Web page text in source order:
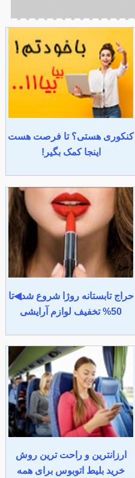
کنکوری هستی؟ تا فرصت هست
اینجا کمک بگیر!
حراج تابستانه روژا شروع شد◀تا
50% تخفیف لوازم آرایشی
ارزانترین و راحت ترین روش
خرید بلیط اتوبوس برای همه